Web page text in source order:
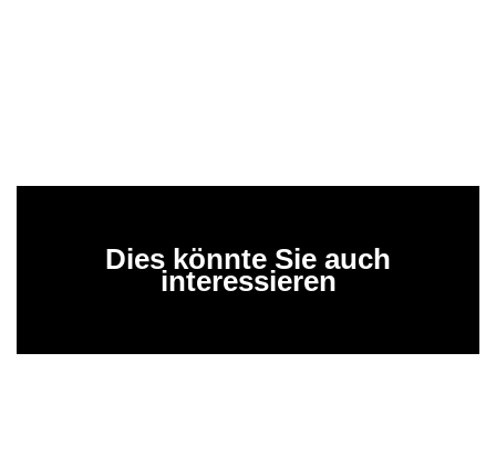
Dies könnte Sie auch
interessieren